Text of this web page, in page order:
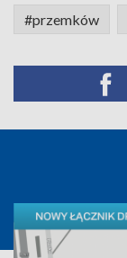
#przemków